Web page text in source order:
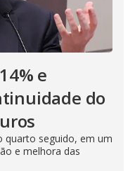
e
do
quarto seguido, em um
e melhora das